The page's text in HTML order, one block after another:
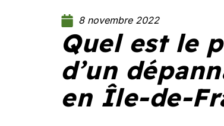
8 novembre 2022
Quel est le
d’un
en Île-de-